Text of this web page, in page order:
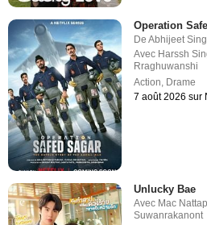
Operation
DeAbhijeet
Avec Harssh
Rraghuwanshi
Action, Drame
7 août 2026 sur
Unlucky Bae
Avec Mac
Suwanrakanont